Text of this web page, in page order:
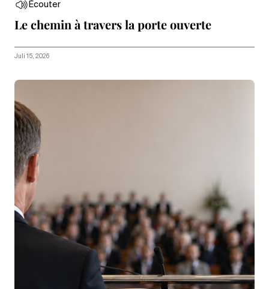
Écouter
Le chemin à travers la porte ouverte
Juli 15, 2026